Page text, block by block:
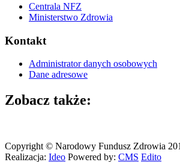
Centrala NFZ
Ministerstwo Zdrowia
Kontakt
Administrator danych osobowych
Dane adresowe
Zobacz także:
Copyright © Narodowy Fundusz Zdrowia
Realizacja: Ideo Powered by: CMS Edito